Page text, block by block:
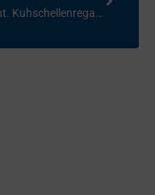
19. Int. Kuhschellenregatta für Laser (aktualisiert)